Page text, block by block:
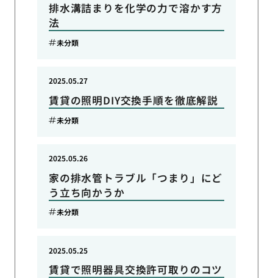
排水溝詰まりを化学の力で溶かす方
法
未分類
賃貸の照明DIY交換手順を徹底解説
2025.05.27
未分類
家の排水管トラブル「つまり」にど
う立ち向かうか
2025.05.26
未分類
賃貸で照明器具交換許可取りのコツ
2025.05.25